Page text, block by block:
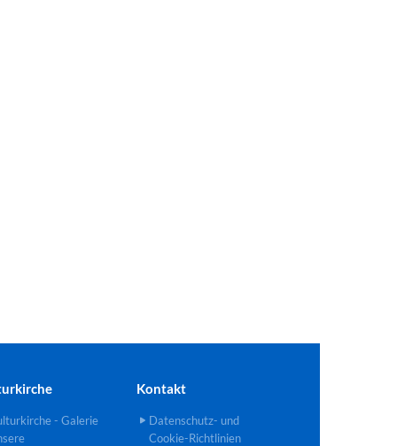
- Galerie
Kontakt
Datenschutz- und
Cookie-Richtlinien